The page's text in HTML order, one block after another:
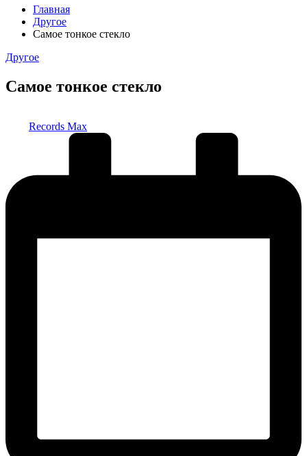
Главная
Другое
Самое тонкое стекло
Опубликовано
Другое
Самое тонкое стекло
Records Max